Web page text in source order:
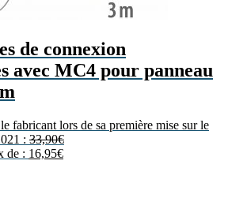
de connexion
avec MC4 pour panneau
fabricant lors de sa première mise sur le
: 33,90€
de : 16,95€